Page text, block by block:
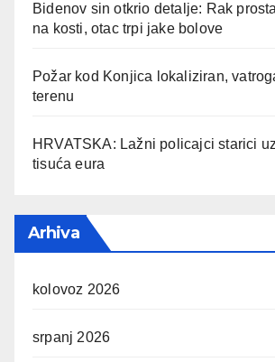
Bidenov sin otkrio detalje: Rak
na kosti, otac trpi jake bolove
Požar kod Konjica lokaliziran,
terenu
HRVATSKA: Lažni policajci starici
tisuća eura
Arhiva
kolovoz 2026
srpanj 2026